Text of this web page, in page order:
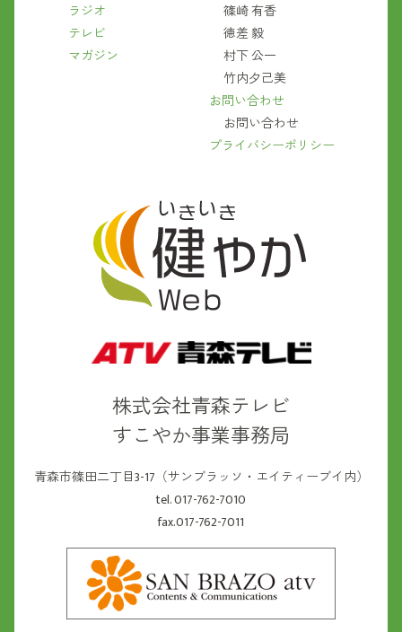
株式会社青森テレビ
すこやか事業事務局
青森市篠田二丁目3-17（サンブラッソ・エイティーブイ内）
tel. 017-762-7010
fax.017-762-7011
ラジオ
テレビ
マガジン
篠崎 有香
徳差 毅
村下 公一
竹内夕己美
お問い合わせ
お問い合わせ
プライバシーポリシー